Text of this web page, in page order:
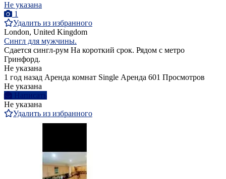
Не указана
1
Удалить из избранного
London, United Kingdom
Сингл для мужчины.
Сдается сингл-рум На короткий срок. Рядом с метро
Гринфорд.
Не указана
1 год назад Аренда комнат Single Аренда 601 Просмотров
Не указана
Написать
Не указана
Удалить из избранного